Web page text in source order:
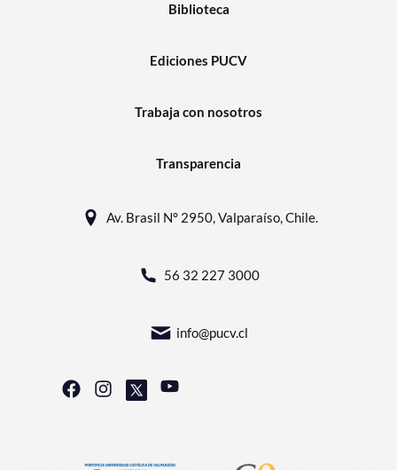
Biblioteca
Ediciones PUCV
Trabaja con nosotros
Transparencia
Av. Brasil N° 2950, Valparaíso, Chile.
56 32 227 3000
info@pucv.cl